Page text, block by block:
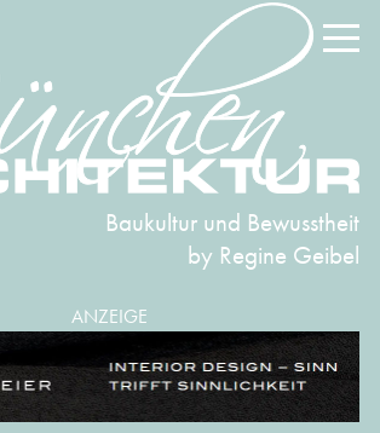
Baukultur und Bewusstheit
by Regine Geibel
ANZEIGE